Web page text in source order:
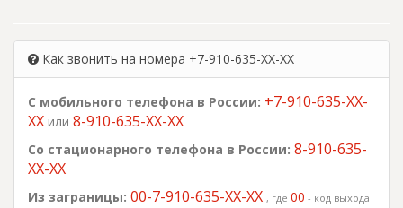
Как звонить на номера +7-910-635-XX-XX
С мобильного телефона в России: +7-910-635-XX-
XX или 8-910-635-XX-XX
Со стационарного телефона в России: 8-910-635-
XX-XX
Из заграницы: 00-7-910-635-XX-XX , где 00 - код выхода